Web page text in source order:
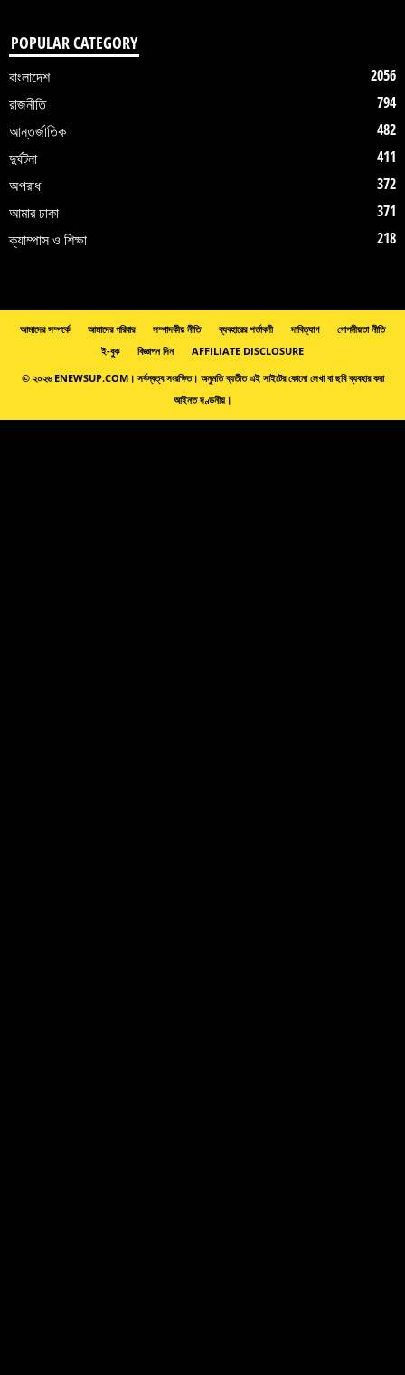
POPULAR CATEGORY
বাংলাদেশ
2056
রাজনীতি
794
আন্তর্জাতিক
482
দুর্ঘটনা
411
অপরাধ
372
আমার ঢাকা
371
ক্যাম্পাস ও শিক্ষা
218
আমাদের সম্পর্কে আমাদের পরিবার সম্পাদকীয় নীতি ব্যবহারের শর্তাবলী দাবিত্যাগ
গোপনীয়তা নীতি
ই-বুক
বিজ্ঞাপন দিন
AFFILIATE DISCLOSURE
© ২০২৬ ENEWSUP.COM। সর্বস্বত্ব সংরক্ষিত। অনুমতি ব্যতীত এই সাইটের কোনো লেখা বা ছবি ব্যবহার করা
আইনত দণ্ডনীয়।